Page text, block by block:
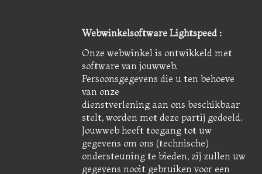
Webwinkelsoftware Lightspeed :
Onze webwinkel is ontwikkeld met
software van jouwweb.
Persoonsgegevens die u ten behoeve
van onze
dienstverlening aan ons beschikbaar
stelt, worden met deze partij gedeeld.
Jouwweb heeft toegang tot uw
gegevens om ons (technische)
ondersteuning te bieden, zij zullen uw
gegevens nooit gebruiken voor een